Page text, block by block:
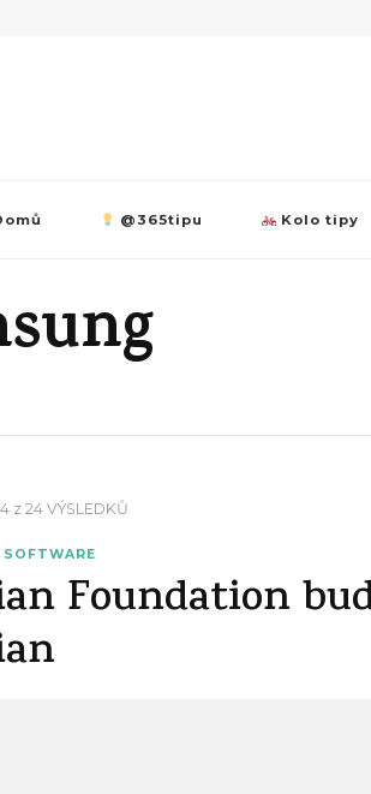
@365tipu Kolo tipy
z 24 VÝSLEDKŮ
SOFTWARE
Foundation